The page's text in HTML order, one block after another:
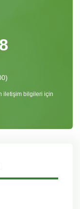
iletişim bilgileri için